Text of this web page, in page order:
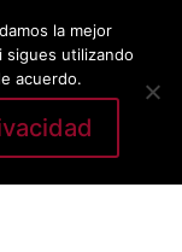
la mejor
sigues utilizando
acuerdo.